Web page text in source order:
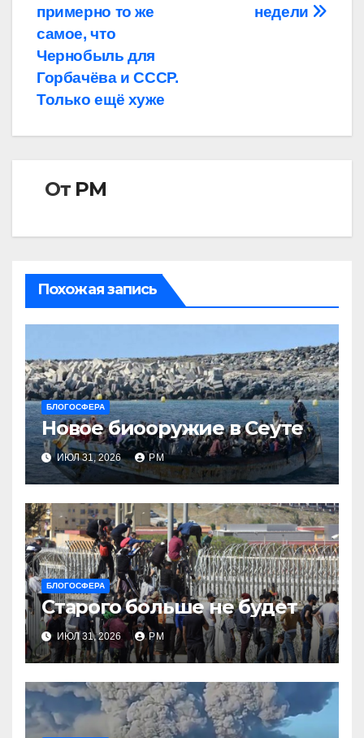
недели
примерно то же
самое, что
Чернобыль для
Горбачёва и СССР.
Только ещё хуже
От РМ
Похожая запись
БЛОГОСФЕРА
Новое биооружие в Сеуте
ИЮЛ 31, 2026 РМ
БЛОГОСФЕРА
Старого больше не будет
ИЮЛ 31, 2026 РМ